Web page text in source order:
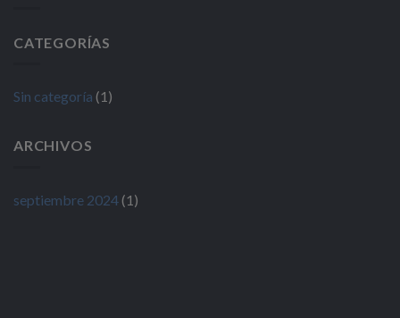
CATEGORÍAS
Sin categoría (1)
ARCHIVOS
septiembre 2024(1)